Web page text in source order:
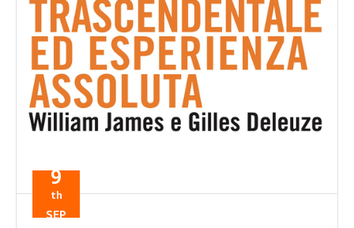
9
th
SEP